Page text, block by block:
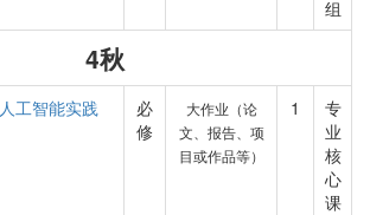
组
4秋
人工智能实践
必
修
大作业（论
文、报告、项
目或作品等）
1
专
业
核
心
课